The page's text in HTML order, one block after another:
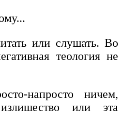
или слушать. Во
теология не
напросто ничем,
или эта